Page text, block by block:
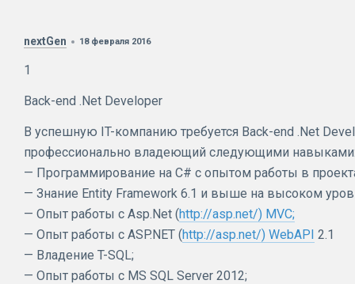
nextGen 18 февраля 2016
1
Back-end .Net Developer
В успешную IT-компанию требуется Back-end .Net
профессионально владеющий следующими
— Программирование на C# с опытом работы в
— Знание Entity Framework 6.1 и выше на высоком
— Опыт работы с Asp.Net (http://asp.net/) MVC;
— Опыт работы с ASP.NET (http://asp.net/) WebAPI 2.1
— Владение T-SQL;
— Опыт работы с MS SQL Server 2012;